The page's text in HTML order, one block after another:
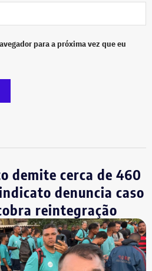
para a próxima vez que eu
demite cerca de 460
denuncia caso
reintegração